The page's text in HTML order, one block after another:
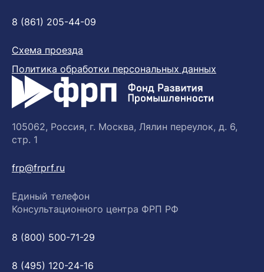
8 (861) 205-44-09
Схема проезда
Политика обработки персональных данных
105062, Россия, г. Москва, Лялин переулок, д. 6,
стр. 1
frp@frprf.ru
Единый телефон
Консультационного центра ФРП РФ
8 (800) 500-71-29
8 (495) 120-24-16